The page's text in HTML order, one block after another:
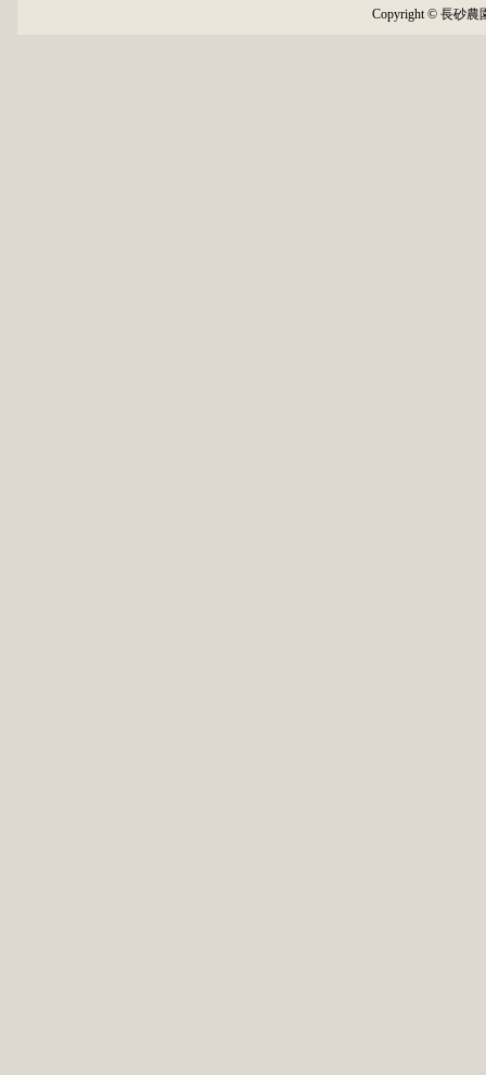
Copyright © 長砂農